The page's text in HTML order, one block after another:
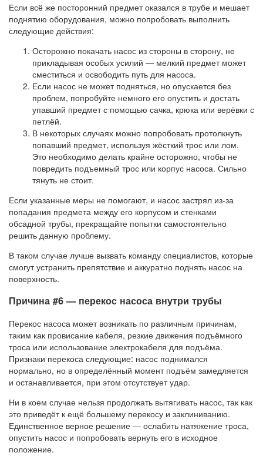
Если всё же посторонний предмет оказался в трубе и мешает
поднятию оборудования, можно попробовать выполнить
следующие действия:
Осторожно покачать насос из стороны в сторону, не
прикладывая особых усилий — мелкий предмет может
сместиться и освободить путь для насоса.
Если насос не может подняться, но опускается без
проблем, попробуйте немного его опустить и достать
упавший предмет с помощью сачка, крюка или верёвки с
петлёй.
В некоторых случаях можно попробовать протолкнуть
попавший предмет, используя жёсткий трос или лом.
Это необходимо делать крайне осторожно, чтобы не
повредить подъемный трос или корпус насоса. Сильно
тянуть не стоит.
Если указанные меры не помогают, и насос застрял из-за
попадания предмета между его корпусом и стенками
обсадной трубы, прекращайте попытки самостоятельно
решить данную проблему.
В таком случае лучше вызвать команду специалистов, которые
смогут устранить препятствие и аккуратно поднять насос на
поверхность.
Причина #6 — перекос насоса внутри трубы
Перекос насоса может возникать по различным причинам,
таким как провисание кабеля, резкие движения подъёмного
троса или использование электрокабеля для подъёма.
Признаки перекоса следующие: насос поднимался
нормально, но в определённый момент подъём замедляется
и останавливается, при этом отсутствует удар.
Ни в коем случае нельзя продолжать вытягивать насос, так как
это приведёт к ещё большему перекосу и заклиниванию.
Единственное верное решение — ослабить натяжение троса,
опустить насос и попробовать вернуть его в исходное
положение.